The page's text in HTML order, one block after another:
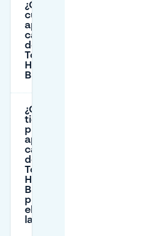
¿Cuánto
cuesta
aparcar en la
calle cerca
de
TotalEnergies
Haven van
Brussel?
¿Cuánto
tiempo
puedo
aparcar en la
calle cerca
de
TotalEnergies
Haven van
Brussel y
puedo dejar
el coche toda
la noche?